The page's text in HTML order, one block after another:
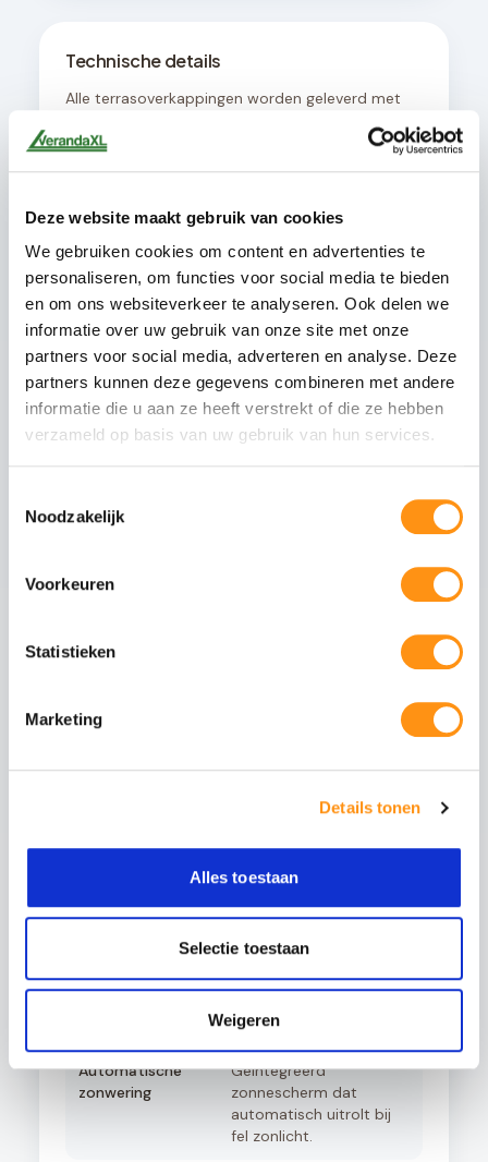
Deze website maakt gebruik van cookies
We gebruiken cookies om content en advertenties te
personaliseren, om functies voor social media te bieden
en om ons websiteverkeer te analyseren. Ook delen we
informatie over uw gebruik van onze site met onze
partners voor social media, adverteren en analyse. Deze
partners kunnen deze gegevens combineren met andere
informatie die u aan ze heeft verstrekt of die ze hebben
verzameld op basis van uw gebruik van hun services.
Noodzakelijk
Voorkeuren
Statistieken
Marketing
Details tonen
Alles toestaan
Selectie toestaan
Weigeren
Technische details
Alle terrasoverkappingen worden geleverd met
ontworpen voor een hellingshoek van minimaal 8
muren met een draagvermogen van minimaal
200 kg per strekkende meter.
Dit pakket bevat
Mat antraciete staanders
Tussenliggers
Zijliggers
Volledig isolerende
met optimaal comfort.
Aluminium zijwandenCreëer privacy en
elegante aluminium
rabatpanelen.
Automatische
zonwering
Geïntegreerd
zonnescherm dat
automatisch uitrolt bij
fel zonlicht.